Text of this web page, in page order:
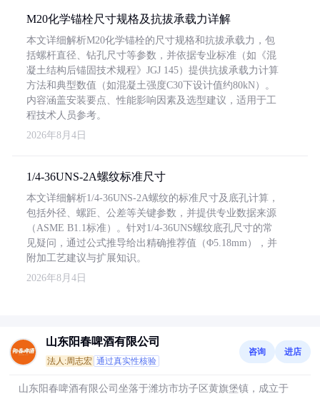
M20化学锚栓尺寸规格及抗拔承载力详解
本文详细解析M20化学锚栓的尺寸规格和抗拔承载力，包
括螺杆直径、钻孔尺寸等参数，并依据专业标准（如《混
凝土结构后锚固技术规程》JGJ 145）提供抗拔承载力计算
方法和典型数值（如混凝土强度C30下设计值约80kN）。
内容涵盖安装要点、性能影响因素及选型建议，适用于工
程技术人员参考。
2026年8月4日
1/4-36UNS-2A螺纹标准尺寸
本文详细解析1/4-36UNS-2A螺纹的标准尺寸及底孔计算，
包括外径、螺距、公差等关键参数，并提供专业数据来源
（ASME B1.1标准）。针对1/4-36UNS螺纹底孔尺寸的常
见疑问，通过公式推导给出精确推荐值（Φ5.18mm），并
附加工艺建议与扩展知识。
2026年8月4日
山东阳春啤酒有限公司
法人:周志宏 通过真实性核验
咨询 进店
山东阳春啤酒有限公司坐落于潍坊市坊子区黄旗堡镇，成立于